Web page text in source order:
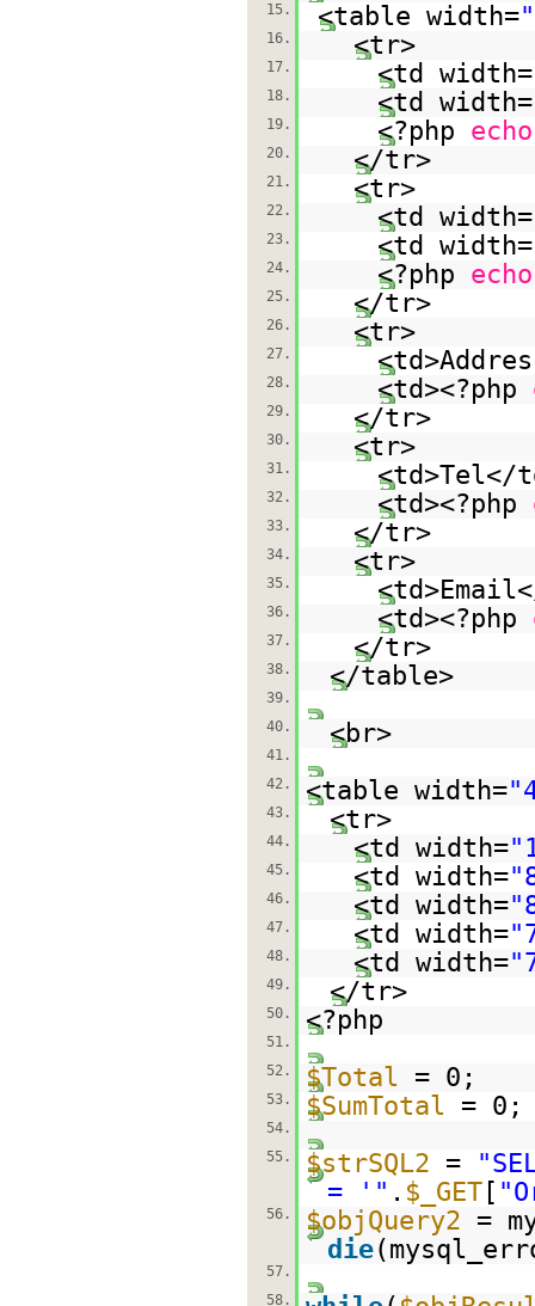
15.
<table width=
16. <tr>
17. <td width=
18. <td width=
19. <?php echo
20. </tr>
21. <tr>
22. <td width=
23. <td width=
24. <?php echo
25. </tr>
26. <tr>
27.
28. <td><?php
29. </tr>
30. <tr>
31. <td>Tel</
32. <td><?php
33. </tr>
34. <tr>
35.
36. <td><?php
37. </tr>
38. </table>
39.
40.
<br>
41.
42.
<table width=
43. <tr>
44. <td width=
45. <td width=
46. <td width=
47. <td width=
48. <td width=
49. </tr>
50. <?php
51.
52.
$Total = 0;
53. $SumTotal = 0;
54.
55.
$strSQL2 =
= '" . $_GET [
56. $objQuery2 =
die
57.
58.